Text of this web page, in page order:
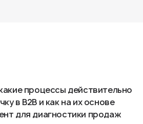
процессы действительно
в B2B и как на их основе
для диагностики продаж